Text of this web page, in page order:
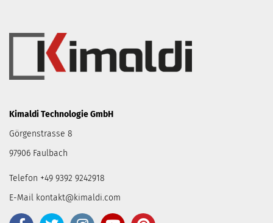
Kimaldi Technologie GmbH
Görgenstrasse 8
97906 Faulbach
Telefon +49 9392 9242918
E-Mail kontakt@kimaldi.com